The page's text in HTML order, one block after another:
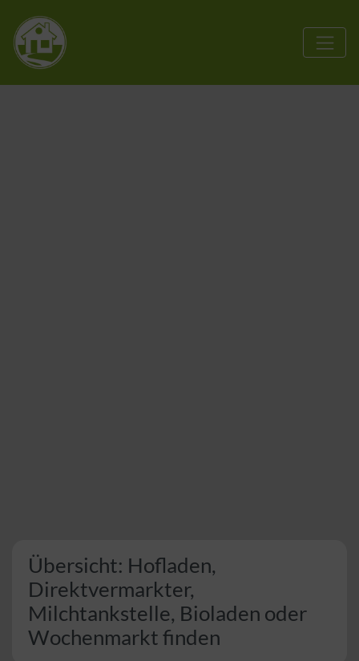
Übersicht: Hofladen,
Direktvermarkter,
Milchtankstelle, Bioladen oder
Wochenmarkt finden